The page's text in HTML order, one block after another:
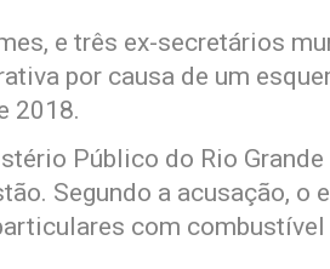
e três ex-secretários
por causa de um
2018.
Público do Rio
Segundo a acusação, o
com combustível